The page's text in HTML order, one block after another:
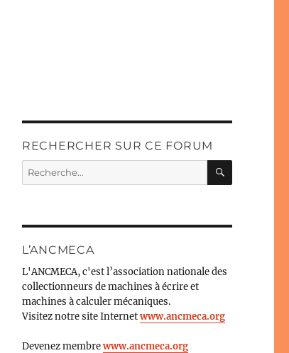
RECHERCHER SUR CE FORUM
Recherche
pour :
L’ANCMECA
L'ANCMECA, c'est l’association nationale des
collectionneurs de machines à écrire et
machines à calculer mécaniques.
Visitez notre site Internetwww.ancmeca.org
Devenez membrewww.ancmeca.org